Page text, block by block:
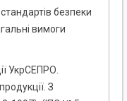
безпеки
вимоги
УкрСЕПРО.
З